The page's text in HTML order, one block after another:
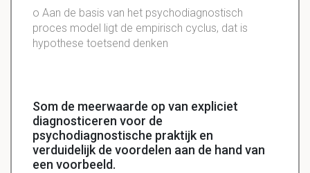
o Aan de basis van het psychodiagnostisch
proces model ligt de empirisch cyclus, dat is
hypothese toetsend denken
Som de meerwaarde op van expliciet
diagnosticeren voor de
psychodiagnostische praktijk en
verduidelijk de voordelen aan de hand van
een voorbeeld.